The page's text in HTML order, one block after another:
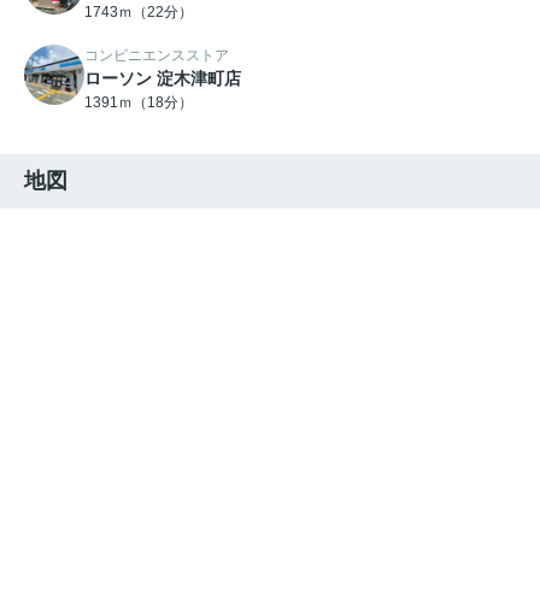
1743ｍ（22分）
コンビニエンスストア
ローソン 淀木津町店
1391ｍ（18分）
地図